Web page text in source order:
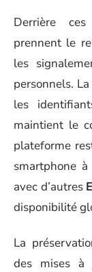
Derrière
prennent le
les
personnels.
les
maintient le
plateforme
smartphone
avec d’autres
disponibilité
La
des mises à